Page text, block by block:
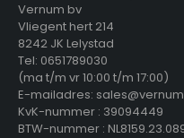
Vernum bv
Vliegent hert 214
8242 JK Lelystad
Tel: 0651789030
(ma t/m vr 10:00 t/m 17:00)
E-mailadres:
KvK-nummer : 39094449
BTW-nummer :